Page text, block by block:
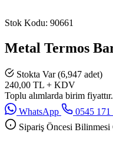
Stok Kodu: 90661
Metal Termos
Stokta Var (6,947 adet)
240,00 TL + KDV
Toplu alımlarda birim
WhatsApp
0545 171
Sipariş Öncesi Bilinmesi